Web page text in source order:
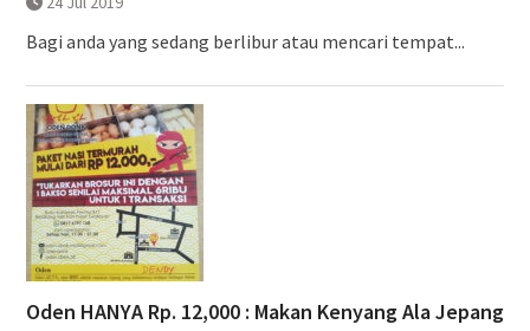
Bagi anda yang sedang berlibur atau mencari tempat...
Oden HANYA Rp. 12,000 : Makan Kenyang Ala Jepang